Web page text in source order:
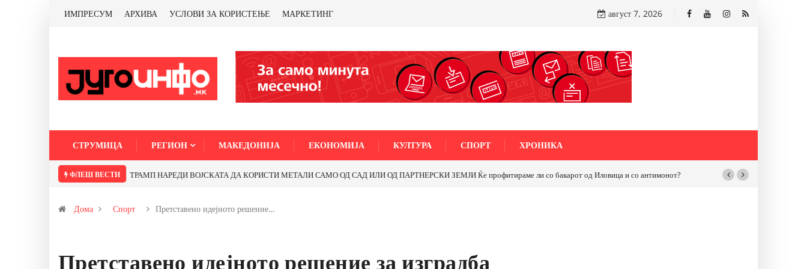
ИМПРЕСУМ АРХИВА УСЛОВИ ЗА КОРИСТЕЊЕ МАРКЕТИНГ август 7, 2026
СТРУМИЦА РЕГИОН МАКЕДОНИЈА ЕКОНОМИЈА КУЛТУРА СПОРТ ХРОНИКА
ФЛЕШ ВЕСТИ Почнува реконструкцијата на улицата „5-ти Ноември“ во Струмица
Дома Спорт Претставено идејното решение…
Претставено идејното решение за изградба